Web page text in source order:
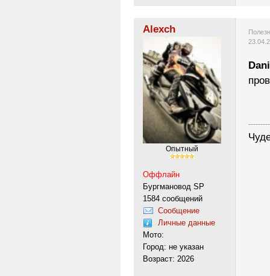
Alexch
Опытный
Оффлайн
Бургмановод SP
1584 сообщений
Сообщение
Личные данные
Мото:
Город: не указан
Возраст: 2026